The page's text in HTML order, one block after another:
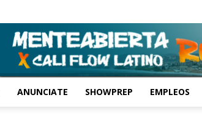
ANUNCIATE SHOWPREP EMPLEOS